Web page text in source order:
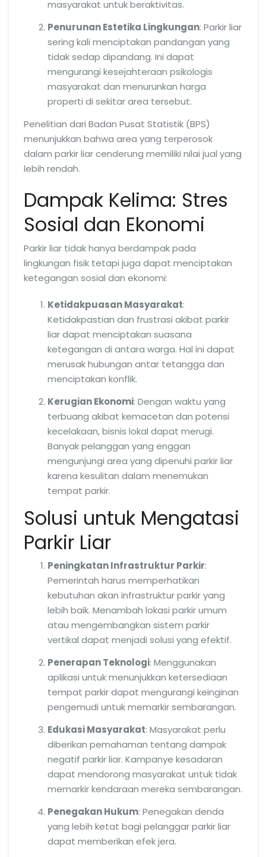
masyarakat untuk beraktivitas.
Penurunan Estetika Lingkungan: Parkir liar
sering kali menciptakan pandangan yang
tidak sedap dipandang. Ini dapat
mengurangi kesejahteraan psikologis
masyarakat dan menurunkan harga
properti di sekitar area tersebut.
Penelitian dari Badan Pusat Statistik (BPS)
menunjukkan bahwa area yang terperosok
dalam parkir liar cenderung memiliki nilai jual yang
lebih rendah.
Dampak Kelima: Stres
Sosial dan Ekonomi
Parkir liar tidak hanya berdampak pada
lingkungan fisik tetapi juga dapat menciptakan
ketegangan sosial dan ekonomi:
Ketidakpuasan Masyarakat:
Ketidakpastian dan frustrasi akibat parkir
liar dapat menciptakan suasana
ketegangan di antara warga. Hal ini dapat
merusak hubungan antar tetangga dan
menciptakan konflik.
Kerugian Ekonomi: Dengan waktu yang
terbuang akibat kemacetan dan potensi
kecelakaan, bisnis lokal dapat merugi.
Banyak pelanggan yang enggan
mengunjungi area yang dipenuhi parkir liar
karena kesulitan dalam menemukan
tempat parkir.
Solusi untuk Mengatasi
Parkir Liar
Peningkatan Infrastruktur Parkir:
Pemerintah harus memperhatikan
kebutuhan akan infrastruktur parkir yang
lebih baik. Menambah lokasi parkir umum
atau mengembangkan sistem parkir
vertikal dapat menjadi solusi yang efektif.
Penerapan Teknologi: Menggunakan
aplikasi untuk menunjukkan ketersediaan
tempat parkir dapat mengurangi keinginan
pengemudi untuk memarkir sembarangan.
Edukasi Masyarakat: Masyarakat perlu
diberikan pemahaman tentang dampak
negatif parkir liar. Kampanye kesadaran
dapat mendorong masyarakat untuk tidak
memarkir kendaraan mereka sembarangan.
Penegakan Hukum: Penegakan denda
yang lebih ketat bagi pelanggar parkir liar
dapat memberikan efek jera.